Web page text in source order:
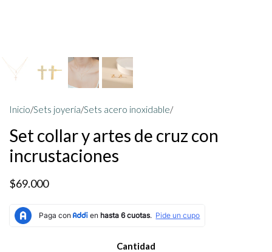
Inicio/Sets joyería/Sets acero inoxidable/
Set collar y artes de cruz con
incrustaciones
$69.000
Cantidad